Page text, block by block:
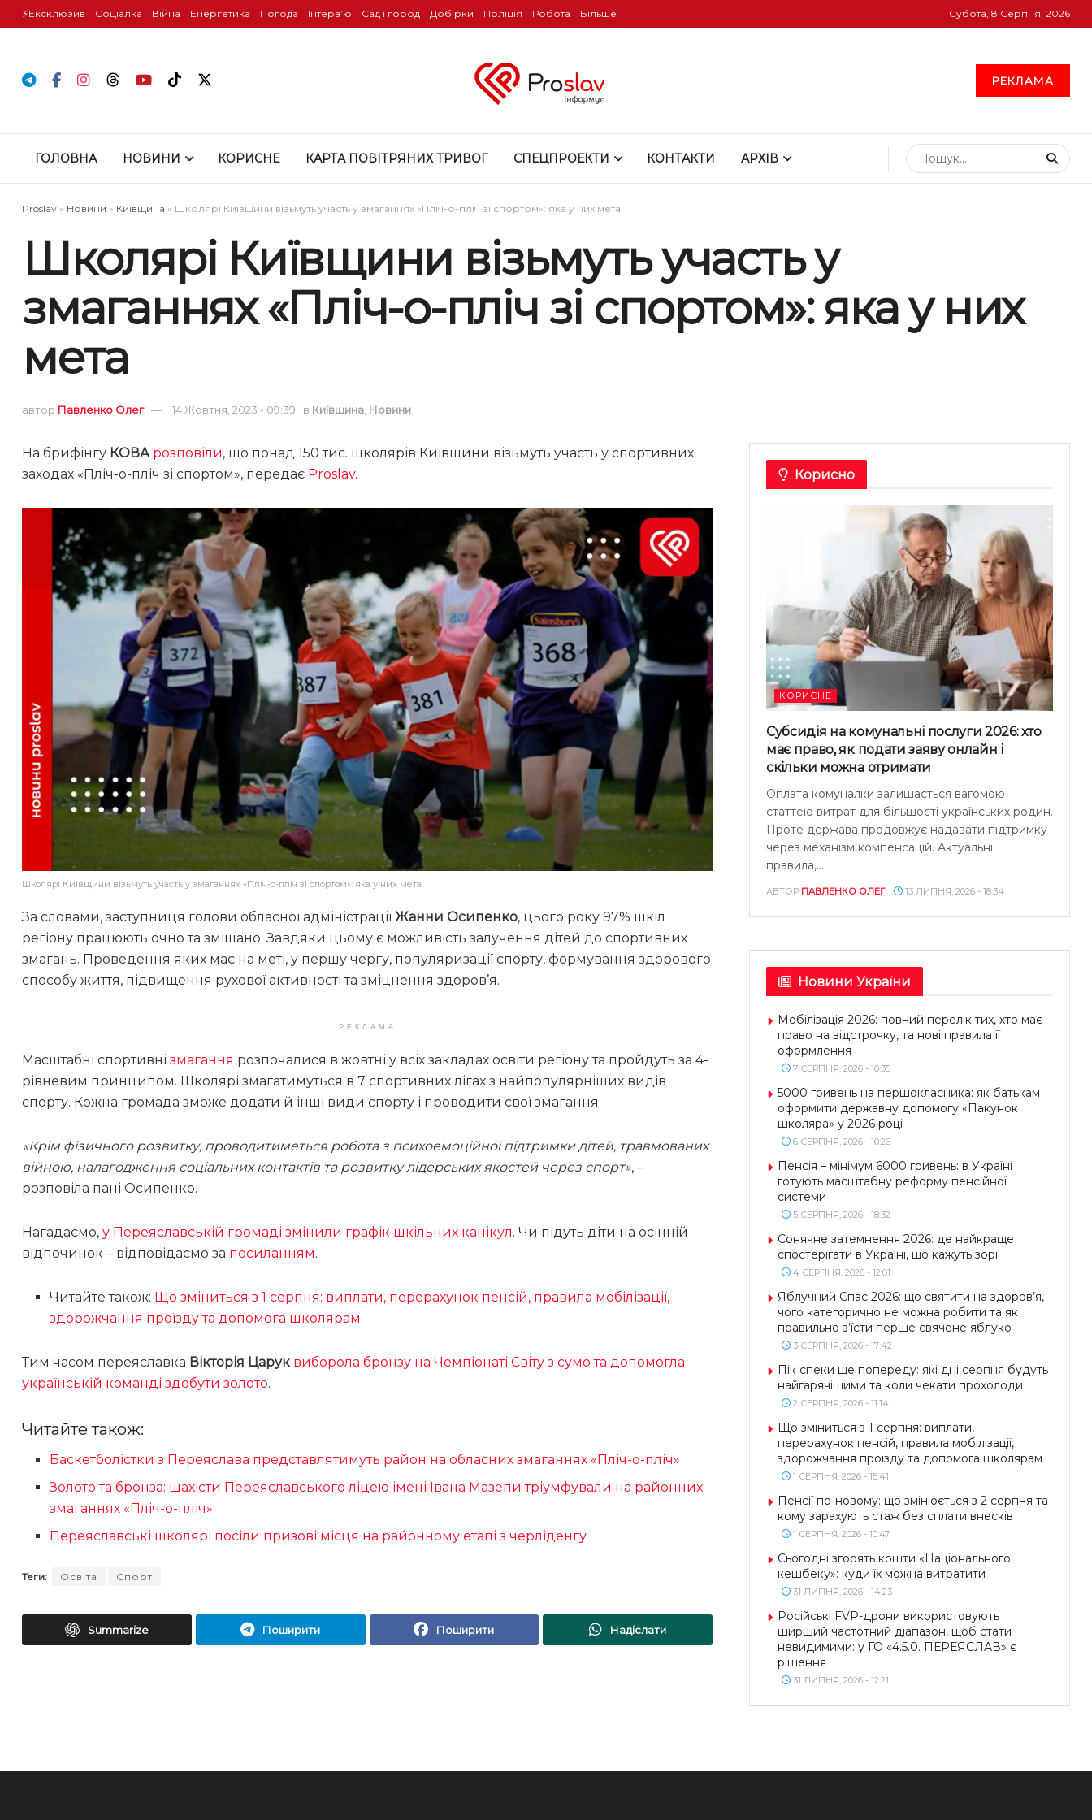
⚡️Ексклюзив Соціалка Війна Енергетика Погода Інтервʼю Сад і город Добірки Поліція Робота Більше Субота, 8 Серпня, 2026
РЕКЛАМА
ГОЛОВНА НОВИНИ КОРИСНЕ КАРТА ПОВІТРЯНИХ ТРИВОГ СПЕЦПРОЕКТИ КОНТАКТИ АРХІВ
Proslav » Новини » Київщина » Школярі Київщини візьмуть участь у змаганнях «Пліч-о-пліч зі спортом»: яка у них мета
Школярі Київщини візьмуть участь у
змаганнях «Пліч-о-пліч зі спортом»: яка у них
мета
автор Павленко Олег 14 Жовтня, 2023 - 09:39 в Київщина, Новини
На брифінгу КОВА розповіли, що понад 150 тис. школярів Київщини візьмуть участь у спортивних
заходах «Пліч-о-пліч зі спортом», передає Proslav.
Школярі Київщини візьмуть участь у змаганнях «Пліч-о-пліч зі спортом»: яка у них мета
За словами, заступниця голови обласної адміністрації Жанни Осипенко, цього року 97% шкіл
регіону працюють очно та змішано. Завдяки цьому є можливість залучення дітей до спортивних
змагань. Проведення яких має на меті, у першу чергу, популяризації спорту, формування здорового
способу життя, підвищення рухової активності та зміцнення здоров’я.
РЕКЛАМА
Масштабні спортивні змагання розпочалися в жовтні у всіх закладах освіти регіону та пройдуть за 4-
рівневим принципом. Школярі змагатимуться в 7 спортивних лігах з найпопулярніших видів
спорту. Кожна громада зможе додати й інші види спорту і проводити свої змагання.
«Крім фізичного розвитку, проводитиметься робота з психоемоційної підтримки дітей, травмованих
війною, налагодження соціальних контактів та розвитку лідерських якостей через спорт», –
розповіла пані Осипенко.
Нагадаємо, у Переяславській громаді змінили графік шкільних канікул. Чи підуть діти на осінній
відпочинок – відповідаємо за посиланням.
Читайте також: Що зміниться з 1 серпня: виплати, перерахунок пенсій, правила мобілізації,
здорожчання проїзду та допомога школярам
Тим часом переяславка Вікторія Царук виборола бронзу на Чемпіонаті Світу з сумо та допомогла
українській команді здобути золото.
Читайте також:
Баскетболістки з Переяслава представлятимуть район на обласних змаганнях «Пліч-о-пліч»
Золото та бронза: шахісти Переяславського ліцею імені Івана Мазепи тріумфували на районних
змаганнях «Пліч-о-пліч»
Переяславські школярі посіли призові місця на районному етапі з черліденгу
Теги: Освіта Спорт
Summarize Поширити Поширити Надіслати
Корисно
КОРИСНЕ
Субсидія на комунальні послуги 2026: хто
має право, як подати заяву онлайн і
скільки можна отримати
Оплата комуналки залишається вагомою
статтею витрат для більшості українських родин.
Проте держава продовжує надавати підтримку
через механізм компенсацій. Актуальні
правила,...
АВТОР ПАВЛЕНКО ОЛЕГ 13 ЛИПНЯ, 2026 - 18:34
Новини України
Мобілізація 2026: повний перелік тих, хто має
право на відстрочку, та нові правила її
оформлення
7 СЕРПНЯ, 2026 - 10:35
5000 гривень на першокласника: як батькам
оформити державну допомогу «Пакунок
школяра» у 2026 році
6 СЕРПНЯ, 2026 - 10:26
Пенсія – мінімум 6000 гривень: в Україні
готують масштабну реформу пенсійної
системи
5 СЕРПНЯ, 2026 - 18:32
Сонячне затемнення 2026: де найкраще
спостерігати в Україні, що кажуть зорі
4 СЕРПНЯ, 2026 - 12:01
Яблучний Спас 2026: що святити на здоров’я,
чого категорично не можна робити та як
правильно з’їсти перше свячене яблуко
3 СЕРПНЯ, 2026 - 17:42
Пік спеки ще попереду: які дні серпня будуть
найгарячішими та коли чекати прохолоди
2 СЕРПНЯ, 2026 - 11:14
Що зміниться з 1 серпня: виплати,
перерахунок пенсій, правила мобілізації,
здорожчання проїзду та допомога школярам
1 СЕРПНЯ, 2026 - 15:41
Пенсії по-новому: що змінюється з 2 серпня та
кому зарахують стаж без сплати внесків
1 СЕРПНЯ, 2026 - 10:47
Сьогодні згорять кошти «Національного
кешбеку»: куди їх можна витратити
31 ЛИПНЯ, 2026 - 14:23
Російські FVP-дрони використовують
ширший частотний діапазон, щоб стати
невидимими: у ГО «4.5.0. ПЕРЕЯСЛАВ» є
рішення
31 ЛИПНЯ, 2026 - 12:21